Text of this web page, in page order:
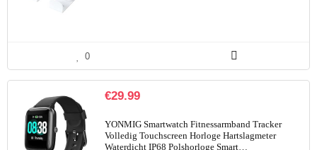
0
€29.99
YONMIG Smartwatch Fitnessarmband Tracker
Volledig Touchscreen Horloge Hartslagmeter
Waterdicht IP68 Polshorloge Smart…